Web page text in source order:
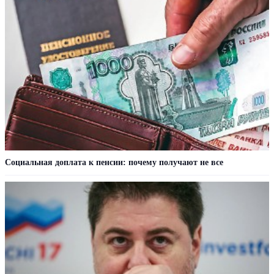
Социальная доплата к пенсии: почему получают не все